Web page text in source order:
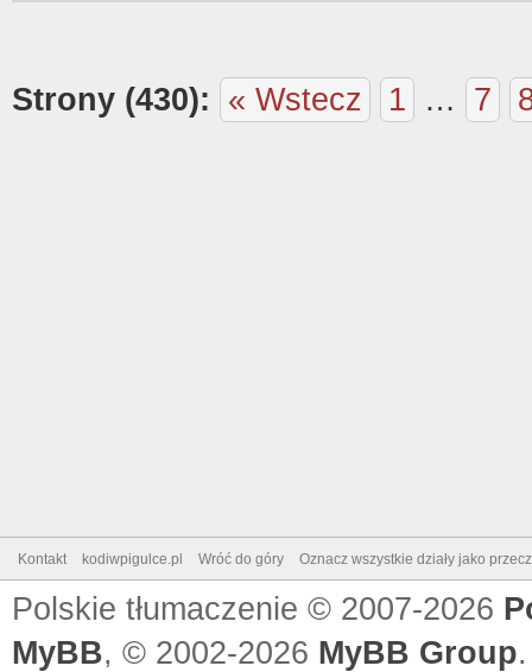
Strony (430): « Wstecz 1 … 7
Kontakt kodiwpigulce.pl Wróć do góry Oznacz wszystkie działy jako
Polskie tłumaczenie © 2007-2026
MyBB, © 2002-2026 MyBB Group.